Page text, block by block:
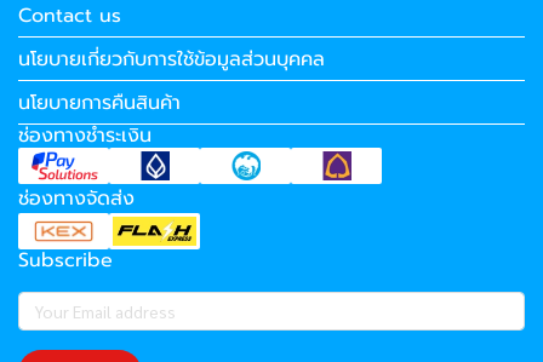
Contact us
นโยบายเกี่ยวกับการใช้ข้อมูลส่วนบุคคล
นโยบายการคืนสินค้า
ช่องทางชำระเงิน
ช่องทางจัดส่ง
Subscribe